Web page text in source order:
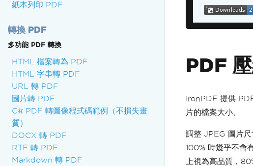
紙本列印 PDF
轉換 PDF
多功能 PDF 轉換
HTML 檔案轉為 PDF
HTML 字串轉 PDF
URL 轉 PDF
圖片轉 PDF
C# PDF 轉圖像程式碼範例（不損失畫
質）
DOCX 轉 PDF
RTF 轉 PDF
Markdown 轉 PDF
PDF
IronPDF 提供
片的檔案大小。
調整 JPEG 圖片尺
100% 時幾乎不會
上視為高品質，